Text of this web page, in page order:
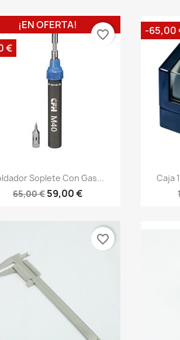
Soplete Con Gas...
65,00 € 59,00 €
¡EN OFERTA!
€
favorite_border
Caja
-65,00
favorite_border